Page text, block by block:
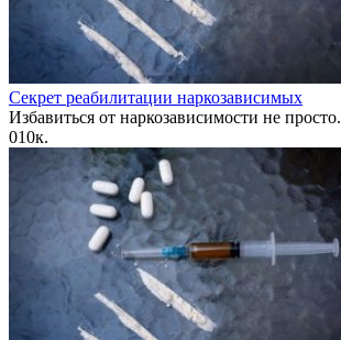
Секрет реабилитации наркозависимых
Избавиться от наркозависимости не просто.
010к.